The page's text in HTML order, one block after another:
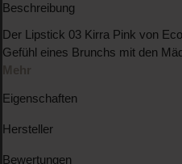
Beschreibung
Der Lipstick 03 Kirra Pink von
Gefühl eines Brunchs mit den
Mehr
Eigenschaften
Hersteller
Bewertungen